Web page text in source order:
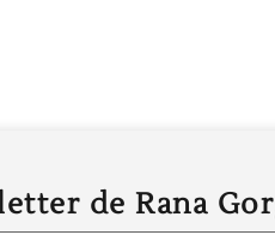
de Rana